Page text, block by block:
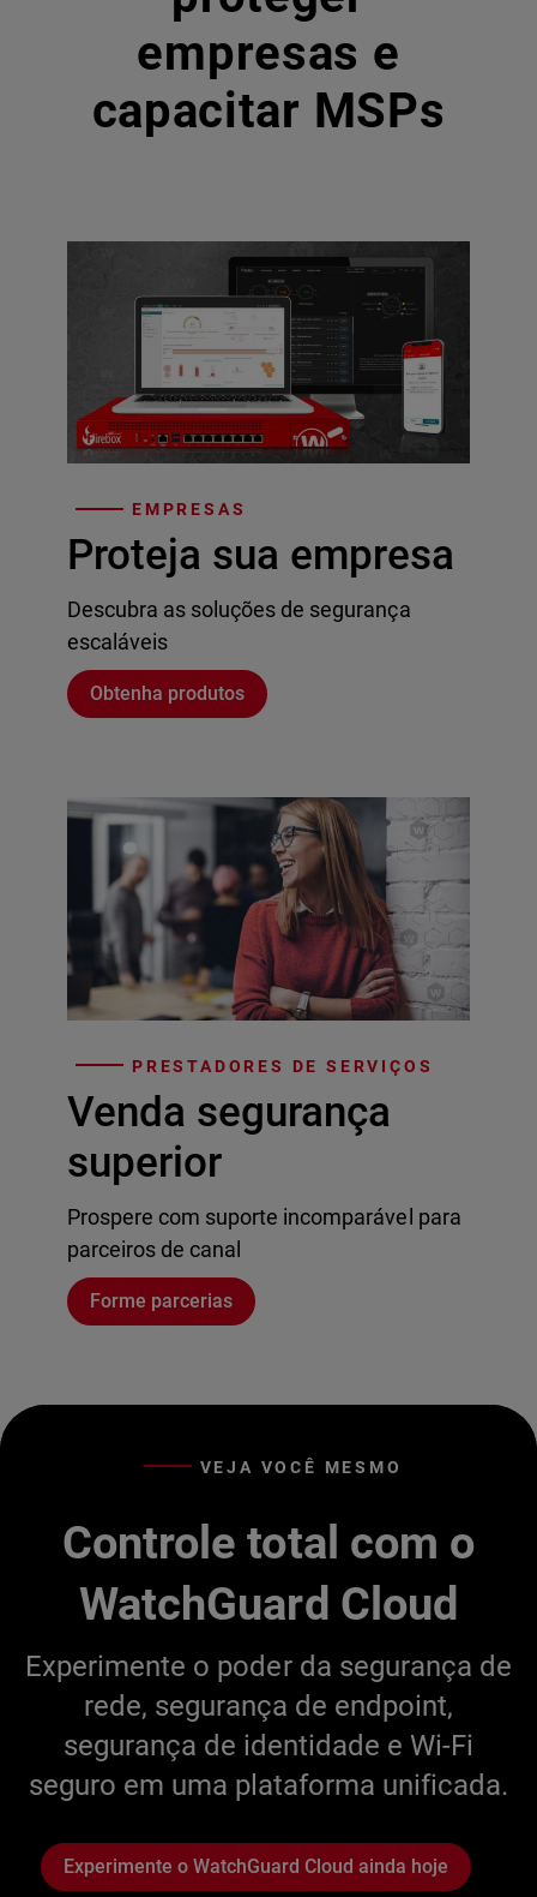
empresas e
capacitar MSPs
EMPRESAS
Proteja sua empresa
Descubra as soluções de segurança
escaláveis
Obtenha produtos
PRESTADORES DE SERVIÇOS
Venda segurança
superior
Prospere com suporte incomparável para
parceiros de canal
Forme parcerias
VEJA VOCÊ MESMO
Controle total com o
WatchGuard Cloud
Experimente o poder da segurança de
rede, segurança de endpoint,
segurança de identidade e Wi-Fi
seguro em uma plataforma unificada.
Experimente o WatchGuard Cloud ainda hoje